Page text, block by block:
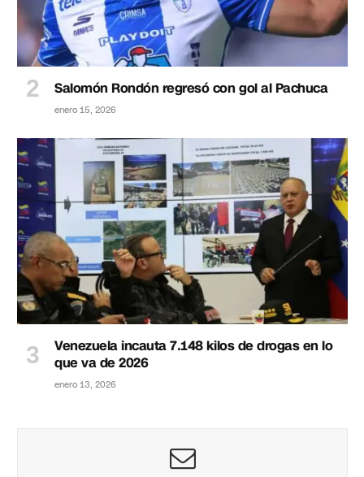
Salomón Rondón regresó con gol al Pachuca
enero 15, 2026
Venezuela incauta 7.148 kilos de drogas en lo
que va de 2026
enero 13, 2026